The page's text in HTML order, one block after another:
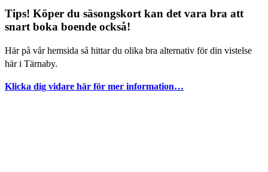
Tips! Köper du säsongskort kan det vara bra att
snart boka boende också!
Här på vår hemsida så hittar du olika bra alternativ för din vistelse
här i Tärnaby.
Klicka dig vidare här för mer information…